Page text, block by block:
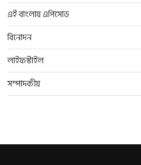
এই বাংলায় এপিসোড
বিনোদন
লাইফস্টাইল
সম্পাদকীয়